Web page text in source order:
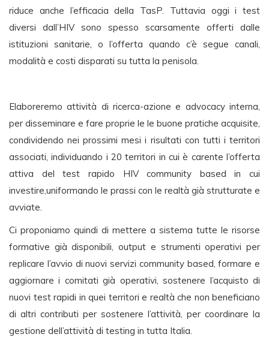
riduce anche l’efficacia della TasP. Tuttavia oggi i test
diversi dall’HIV sono spesso scarsamente offerti dalle
istituzioni sanitarie, o l’offerta quando c’è segue canali,
modalità e costi disparati su tutta la penisola.
Elaboreremo attività di ricerca-azione e advocacy interna,
per disseminare e fare proprie le le buone pratiche acquisite,
condividendo nei prossimi mesi i risultati con tutti i territori
associati, individuando i 20 territori in cui è carente l’offerta
attiva del test rapido HIV community based in cui
investire,uniformando le prassi con le realtà già strutturate e
avviate.
Ci proponiamo quindi di mettere a sistema tutte le risorse
formative già disponibili, output e strumenti operativi per
replicare l’avvio di nuovi servizi community based, formare e
aggiornare i comitati già operativi, sostenere l’acquisto di
nuovi test rapidi in quei territori e realtà che non beneficiano
di altri contributi per sostenere l’attività, per coordinare la
gestione dell’attività di testing in tutta Italia.